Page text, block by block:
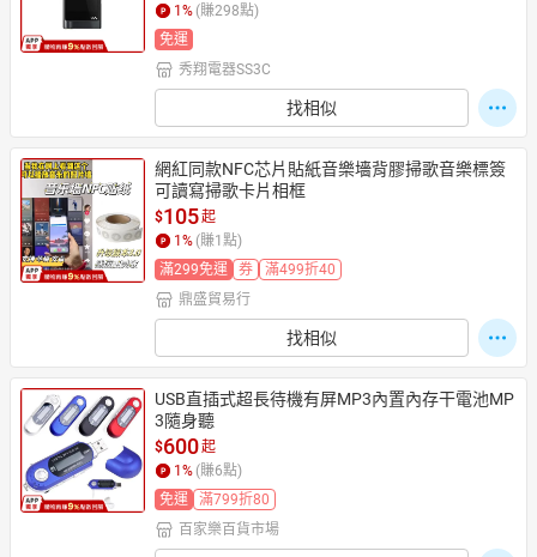
1 % (賺298點)
免運
秀翔電器SS3C
找相似
網紅同款NFC芯片貼紙音樂墻背膠掃歌音樂標簽
可讀寫掃歌卡片相框
$105起
1 % (賺1 點)
滿299免運
券
滿499折40
鼎盛貿易行
找相似
USB直插式超長待機有屏MP3內置內存干電池MP
3隨身聽
$600起
1 % (賺6點)
免運
滿799折80
百家樂百貨市場